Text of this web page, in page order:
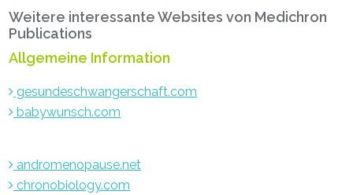
Sidebar
Weitere interessante Websites von Medichron
Publications
Allgemeine Information
gesundeschwangerschaft.com
babywunsch.com
andromenopause.net
chronobiology.com